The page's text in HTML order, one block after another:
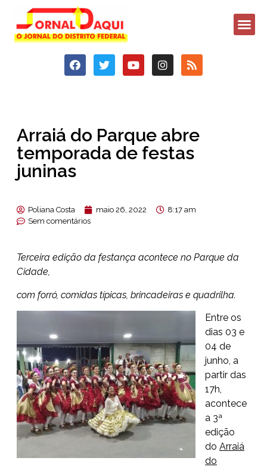
Arraiá do Parque abre
temporada de festas
juninas
Poliana Costa maio 26, 2022
8:17 am
Sem comentários
Terceira edição da festança acontece no Parque da
Cidade,
com forró, comidas típicas, brincadeiras e quadrilha.
Entre os
dias 03 e
04 de
junho, a
partir das
17h,
acontece
a 3ª
edição
do Arraiá
do